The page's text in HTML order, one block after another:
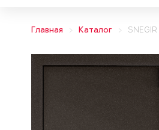
Главная Каталог